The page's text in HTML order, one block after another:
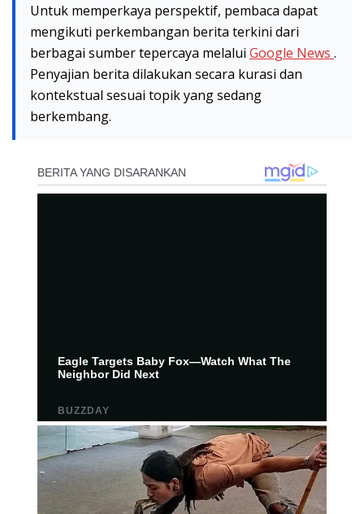
Untuk memperkaya perspektif, pembaca dapat
mengikuti perkembangan berita terkini dari
berbagai sumber tepercaya melalui Google News .
Penyajian berita dilakukan secara kurasi dan
kontekstual sesuai topik yang sedang
berkembang.